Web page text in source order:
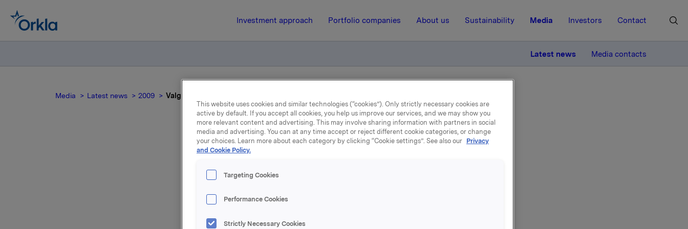
Investment approach Portfolio companies About us Sustainability Media Investors Contact
Latest news Media contacts
Media Latest news 2009 Valgkomiteens innstilling til Orklas konsernstyre
20 May 2009, 17:10 | Regulatory information
Valgkomiteens innstilling til
Orklas konsernstyre
konsernstyre er på valg våren 2009. Valgkomiteen har i dag innstilt på
This website uses cookies and similar technologies (“cookies”). Only strictly necessary cookies are
active by default. If you accept all cookies, you help us improve our services, and we may show you
more relevant content and advertising. This may involve sharing information with partners in social
media and advertising. You can at any time accept or reject different cookie categories, or change
your choices. Learn more about each category by clicking “Cookie settings”. See also our Privacy
and Cookie Policy.
Targeting Cookies
Performance Cookies
Strictly Necessary Cookies